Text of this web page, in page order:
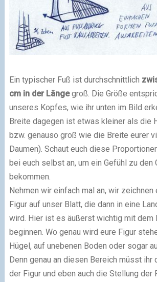
Ein typischer Fuß ist durchschnittlich
cm in der Längegroß. Die Größe
unseres Kopfes, wie ihr unten im Bild
Breite dagegen ist etwas kleiner als die
bzw. genauso groß wie die Breite eurer
Daumen). Schaut euch diese
bei euch selbst an, um ein Gefühl zu den
bekommen.
Nehmen wir einfach mal an, wir
Figur auf unser Blatt, die dann in eine
wird. Hier ist es äußerst wichtig mit dem
beginnen. Wo genau wird eure Figur
Hügel, auf unebenen Boden oder sogar
Denn genau an diesen Bereich müsst
der Figur und eben auch die Stellung der